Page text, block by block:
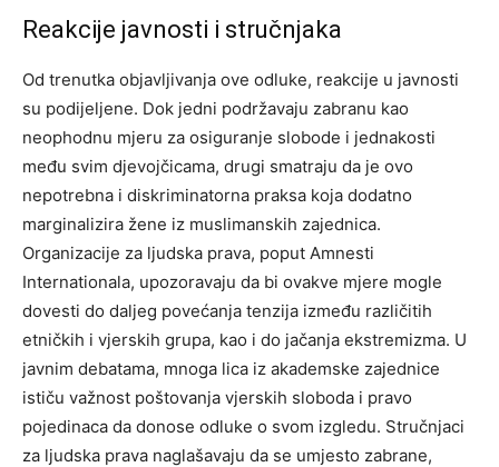
Reakcije javnosti i stručnjaka
Od trenutka objavljivanja ove odluke, reakcije u javnosti
su podijeljene. Dok jedni podržavaju zabranu kao
neophodnu mjeru za osiguranje slobode i jednakosti
među svim djevojčicama, drugi smatraju da je ovo
nepotrebna i diskriminatorna praksa koja dodatno
marginalizira žene iz muslimanskih zajednica.
Organizacije za ljudska prava, poput Amnesti
Internationala, upozoravaju da bi ovakve mjere mogle
dovesti do daljeg povećanja tenzija između različitih
etničkih i vjerskih grupa, kao i do jačanja ekstremizma. U
javnim debatama, mnoga lica iz akademske zajednice
ističu važnost poštovanja vjerskih sloboda i pravo
pojedinaca da donose odluke o svom izgledu. Stručnjaci
za ljudska prava naglašavaju da se umjesto zabrane,